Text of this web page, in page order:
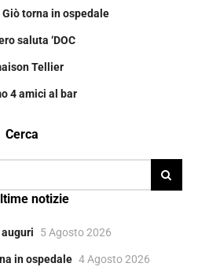
torna in ospedale
saluta ‘DOC
Tellier
4 amici al bar
Cerca
notizie
5 Agosto 2026
in ospedale 4 Agosto 2026